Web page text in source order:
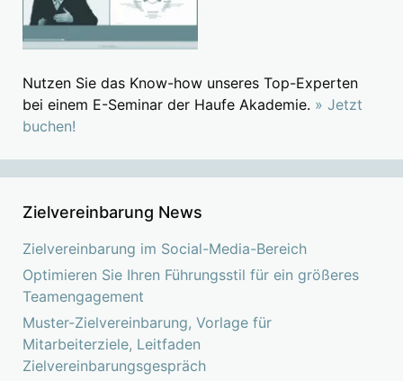
Nutzen Sie das Know-how unseres Top-Experten
bei einem E-Seminar der Haufe Akademie. » Jetzt
buchen!
Zielvereinbarung News
Zielvereinbarung im Social-Media-Bereich
Optimieren Sie Ihren Führungsstil für ein größeres
Teamengagement
Muster-Zielvereinbarung, Vorlage für
Mitarbeiterziele, Leitfaden
Zielvereinbarungsgespräch